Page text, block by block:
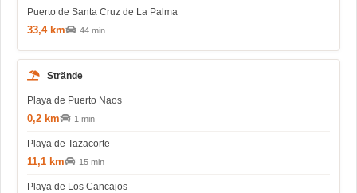
Puerto de Santa Cruz de La Palma
33,4 km 44 min
Strände
Playa de Puerto Naos
0,2 km 1 min
Playa de Tazacorte
11,1 km 15 min
Playa de Los Cancajos